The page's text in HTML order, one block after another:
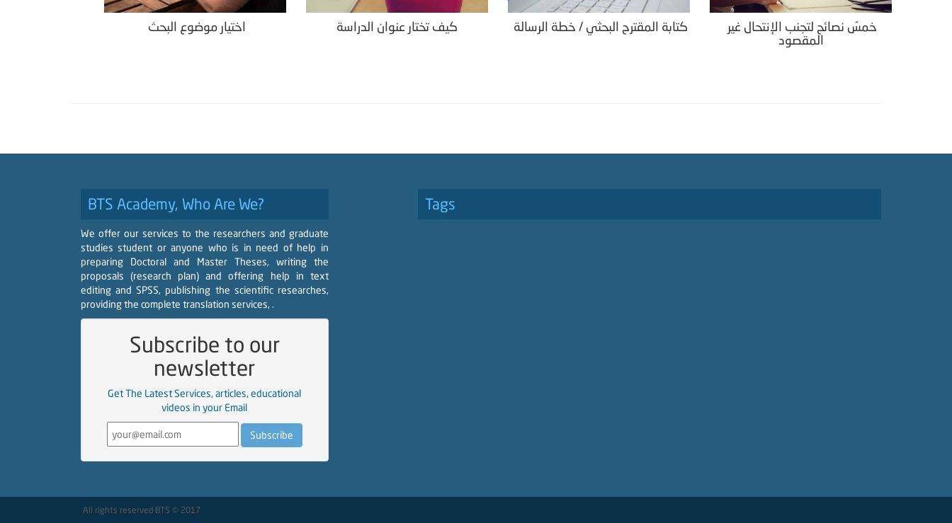
المقصود
كتابة المقترح البحثي / خطة الرسالة كيف تختار عنوان الدراسة اختيار موضوع البحث
Tags
BTS Academy, Who Are We?
We offer our services to the researchers and graduate
studies student or anyone who is in need of help in
preparing Doctoral and Master Theses, writing the
proposals (research plan) and offering help in text
editing and SPSS, publishing the scientific researches,
providing the complete translation services, .
Subscribe to our
newsletter
Get The Latest Services, articles, educational
videos in your Email
All rights reserved BTS © 2017